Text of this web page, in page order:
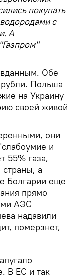
покупать
с
А
Обе
рубли. Польша
на Украину
своей живой
они
и
55% газа,
а
Болгарии еще
прямо
АЭС
надавили
померзнет,
В ЕС и так